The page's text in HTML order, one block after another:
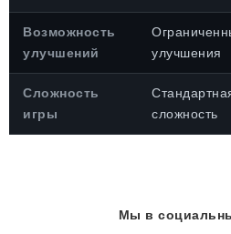
Возможность
улучшений
улучшения
Сложность
игры
сложность
Мы в